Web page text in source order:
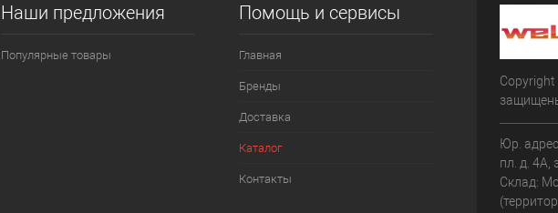
Наши предложения
Популярные товары
Помощь и сервисы
Главная
Бренды
Доставка
Каталог
Контакты
Юр.
пл. д. 4А,
Склад: